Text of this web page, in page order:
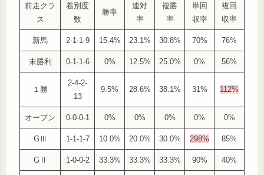
前走クラ
ス
着別度
数
勝率
連対
率
複勝
率
単回
収率
複回
収率
新馬 2-1-1-9 15.4% 23.1% 30.8% 70% 76%
未勝利 0-1-1-6 0% 12.5% 25.0% 0% 56%
１勝
2-4-2-
13
9.5% 28.6% 38.1% 31% 112%
オープン 0-0-0-1 0% 0% 0% 0% 0%
GⅢ 1-1-1-7 10.0% 20.0% 30.0% 298% 85%
GⅡ 1-0-0-2 33.3% 33.3% 33.3% 90% 40%